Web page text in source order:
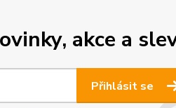
akce a
Přihlásit se